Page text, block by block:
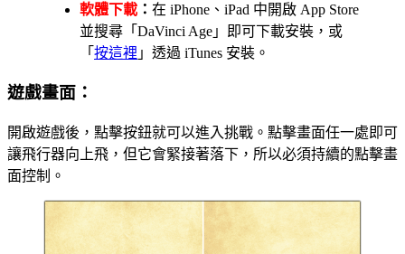
軟體下載 ： 在 iPhone、iPad 中開啟 App Store
並搜尋「DaVinci Age」即可下載安裝，或
「 按這裡 」透過 iTunes 安裝。
遊戲畫面：
開啟遊戲後，點擊按鈕就可以進入挑戰。點擊畫面任一處即可
讓飛行器向上飛，但它會緊接著落下，所以必須持續的點擊畫
面控制。